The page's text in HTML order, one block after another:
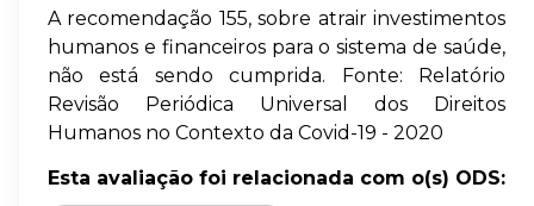
A recomendação 155, sobre atrair investimentos
humanos e financeiros para o sistema de saúde,
não está sendo cumprida. Fonte: Relatório
Revisão Periódica Universal dos Direitos
Humanos no Contexto da Covid-19 - 2020
Esta avaliação foi relacionada com o(s) ODS: